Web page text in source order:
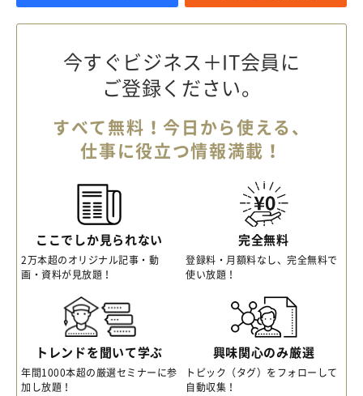
今すぐビジネス＋IT会員に
ご登録ください。
すべて無料！今日から使える、
仕事に役立つ情報満載！
ここでしか見られない
2万本超のオリジナル記事・動
画・資料が見放題！
完全無料
登録料・月額料なし、完全無料で
使い放題！
トレンドを聞いて学ぶ
年間1000本超の厳選セミナーに参
加し放題！
興味関心のみ厳選
トピック（タグ）をフォローして
自動収集！